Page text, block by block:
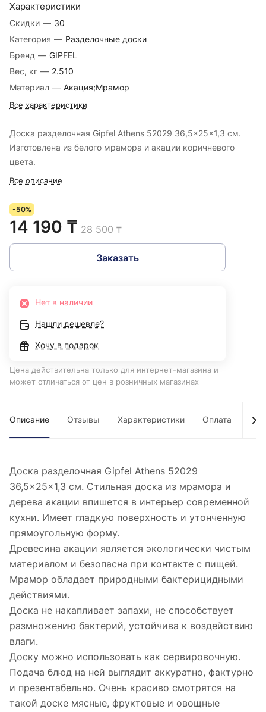
Характеристики
Скидки — 30
Категория — Разделочные доски
Бренд — GIPFEL
Вес, кг — 2.510
Материал — Акация;Мрамор
Все характеристики
Доска разделочная Gipfel Athens 52029 36,5x25x1,3 см.
Изготовлена из белого мрамора и акации коричневого
цвета.
Все описание
-50%
14 190 ₸ 28 500 ₸
Заказать
Нет в наличии
Нашли дешевле?
Хочу в подарок
Цена действительна только для интернет-магазина и
может отличаться от цен в розничных магазинах
Описание Отзывы Характеристики Оплата
Доска разделочная Gipfel Athens 52029
36,5x25x1,3 см. Стильная доска из мрамора и
дерева акации впишется в интерьер современной
кухни. Имеет гладкую поверхность и утонченную
прямоугольную форму.
Древесина акации является экологически чистым
материалом и безопасна при контакте с пищей.
Мрамор обладает природными бактерицидными
действиями.
Доска не накапливает запахи, не способствует
размножению бактерий, устойчива к воздействию
влаги.
Доску можно использовать как сервировочную.
Подача блюд на ней выглядит аккуратно, фактурно
и презентабельно. Очень красиво смотрятся на
такой доске мясные, фруктовые и овощные